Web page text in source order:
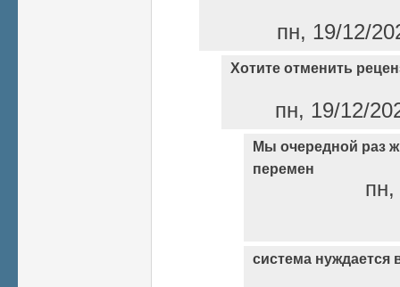
пн, 19/12/
Хотите отменить
пн, 19/12/
Мы очередной раз
перемен
система